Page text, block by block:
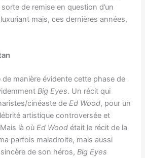
sorte de remise en question d’un
mais, ces dernières années,
manière évidente cette phase de
Big Eyes. Un récit qui
cinéaste deEd Wood, pour un
artistique controversée et
là oùEd Wood était le récit de la
parfois maladroite, mais aussi
de son héros,Big Eyes